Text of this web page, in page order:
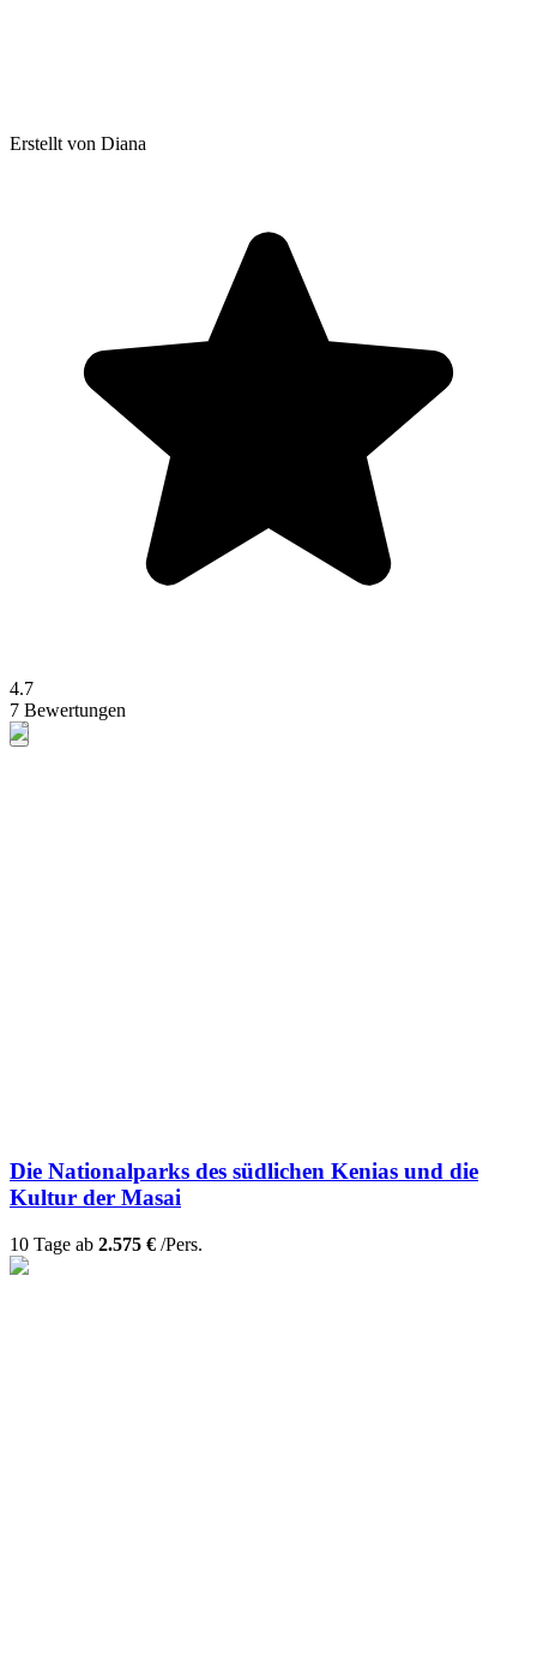
Erstellt von Diana
4.7
7 Bewertungen
Die Nationalparks des südlichen Kenias und die
Kultur der Masai
10 Tage ab 2.575 € /Pers.